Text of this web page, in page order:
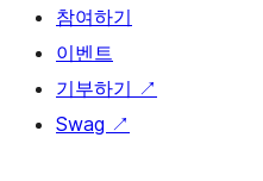
참여하기
이벤트
기부하기 ↗
Swag ↗